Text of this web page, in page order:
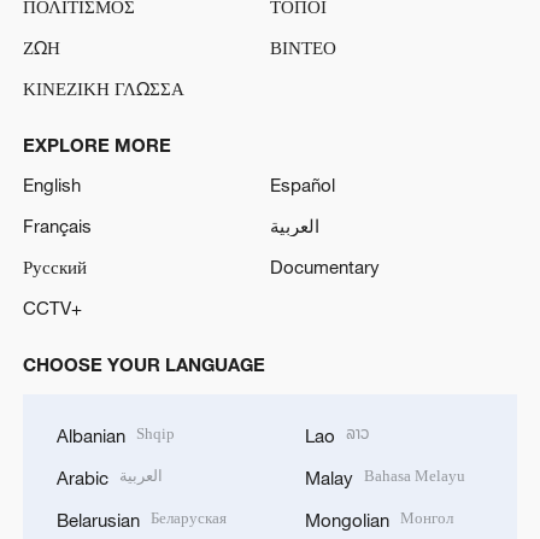
ΠΟΛΙΤΙΣΜΟΣ
ΤΟΠΟΙ
ΖΩΗ
ΒΙΝΤΕΟ
ΚΙΝΕΖΙΚΗ ΓΛΩΣΣΑ
EXPLORE MORE
English
Español
Français
العربية
Русский
Documentary
CCTV+
CHOOSE YOUR LANGUAGE
Albanian Shqip
Arabic العربية
Belarusian Беларуская
Lao ລາວ
Malay Bahasa Melayu
Mongolian Монгол